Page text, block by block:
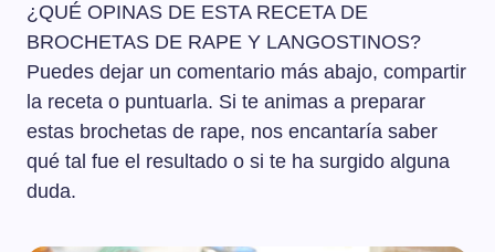
¿QUÉ OPINAS DE ESTA RECETA DE
BROCHETAS DE RAPE Y LANGOSTINOS?
Puedes dejar un comentario más abajo, compartir
la receta o puntuarla. Si te animas a preparar
estas brochetas de rape, nos encantaría saber
qué tal fue el resultado o si te ha surgido alguna
duda.